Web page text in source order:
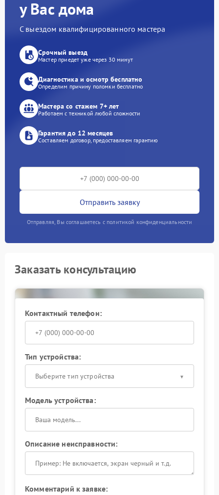
у Вас дома
С выездом квалифицированного мастера
Срочный выезд
Мастер приедет уже через 30 минут
Диагностика и осмотр бесплатно
Определим причину поломки бесплатно
Мастера со стажем 7+ лет
Работаем с техникой любой сложности
Гарантия до 12 месяцев
Составляем договор, предоставляем гарантию
Отправить заявку
Отправляя, Вы соглашаетесь с политикой конфиденциальности
Заказать консультацию
Контактный телефон:
Тип устройства:
Выберите тип устройства
Модель устройства:
Описание неисправности:
Комментарий к заявке: